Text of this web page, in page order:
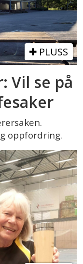
PLUSS
Vil se på
oppfordring.